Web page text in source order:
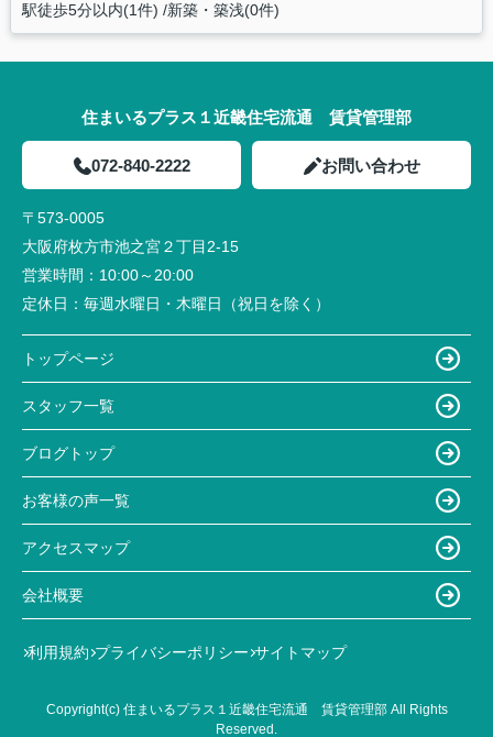
駅徒歩5分以内(1件) 新築・築浅(0件)
住まいるプラス１近畿住宅流通 賃貸管理部
072-840-2222 お問い合わせ
〒573-0005
大阪府枚方市池之宮２丁目2-15
営業時間： 10:00～20:00
定休日： 毎週水曜日・木曜日（祝日を除く）
トップページ
スタッフ一覧
ブログトップ
お客様の声一覧
アクセスマップ
会社概要
利用規約 プライバシーポリシー サイトマップ
Copyright(c) 住まいるプラス１近畿住宅流通 賃貸管理部 All Rights
Reserved.